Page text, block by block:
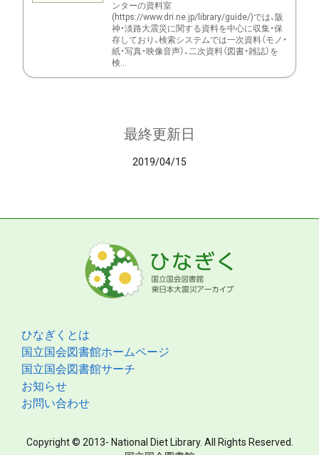
ンターの資料室
(https://www.dri.ne.jp/library/guide/)では、阪
神・淡路大震災に関する資料を中心に収集・保
存しており、検索システムでは一次資料（モノ・
紙・写真・映像音声）、二次資料（図書・雑誌）を
検...
最終更新日
2019/04/15
ひなぎくとは
国立国会図書館ホームページ
国立国会図書館サーチ
お知らせ
お問い合わせ
Copyright © 2013- National Diet Library. All Rights Reserved.